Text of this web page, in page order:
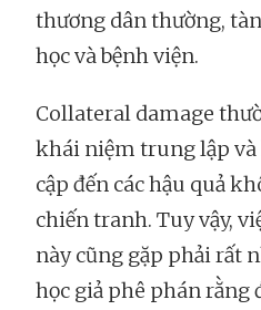
thương dân thường,
học và bệnh viện.
Collateral damage
khái niệm trung lập
cập đến các hậu quả
chiến tranh. Tuy vậy,
này cũng gặp phải rất
học giả phê phán rằng